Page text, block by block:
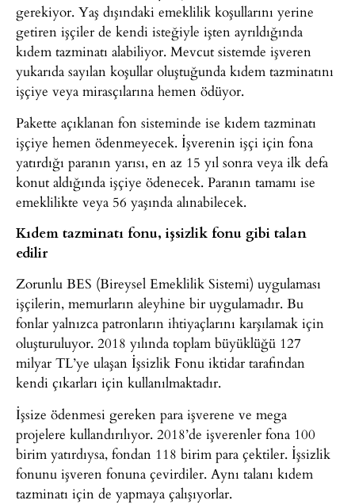
gerekiyor. Yaş dışındaki emeklilik koşullarını yerine
getiren işçiler de kendi isteğiyle işten ayrıldığında
kıdem tazminatı alabiliyor. Mevcut sistemde işveren
yukarıda sayılan koşullar oluştuğunda kıdem tazminatını
işçiye veya mirasçılarına hemen ödüyor.
Pakette açıklanan fon sisteminde ise kıdem tazminatı
işçiye hemen ödenmeyecek. İşverenin işçi için fona
yatırdığı paranın yarısı, en az 15 yıl sonra veya ilk defa
konut aldığında işçiye ödenecek. Paranın tamamı ise
emeklilikte veya 56 yaşında alınabilecek.
Kıdem tazminatı fonu, işsizlik fonu gibi talan
edilir
Zorunlu BES (Bireysel Emeklilik Sistemi) uygulaması
işçilerin, memurların aleyhine bir uygulamadır. Bu
fonlar yalnızca patronların ihtiyaçlarını karşılamak için
oluşturuluyor. 2018 yılında toplam büyüklüğü 127
milyar TL’ye ulaşan İşsizlik Fonu iktidar tarafından
kendi çıkarları için kullanılmaktadır.
İşsize ödenmesi gereken para işverene ve mega
projelere kullandırılıyor. 2018’de işverenler fona 100
birim yatırdıysa, fondan 118 birim para çektiler. İşsizlik
fonunu işveren fonuna çevirdiler. Aynı talanı kıdem
tazminatı için de yapmaya çalışıyorlar.